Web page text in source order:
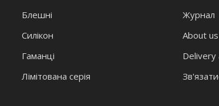
Блешні
Силікон
Гаманці
Лімітована серія
Журнал
About us
Delivery